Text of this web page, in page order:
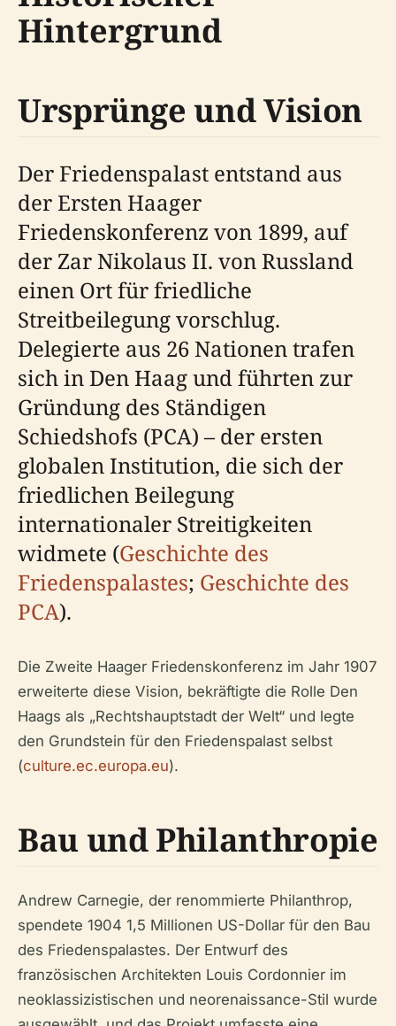
Hintergrund
Ursprünge und Vision
Der Friedenspalast entstand aus
der Ersten Haager
Friedenskonferenz von 1899, auf
der Zar Nikolaus II. von Russland
einen Ort für friedliche
Streitbeilegung vorschlug.
Delegierte aus 26 Nationen trafen
sich in Den Haag und führten zur
Gründung des Ständigen
Schiedshofs (PCA) – der ersten
globalen Institution, die sich der
friedlichen Beilegung
internationaler Streitigkeiten
widmete (Geschichte des
Friedenspalastes; Geschichte des
PCA).
Die Zweite Haager Friedenskonferenz im Jahr 1907
erweiterte diese Vision, bekräftigte die Rolle Den
Haags als „Rechtshauptstadt der Welt“ und legte
den Grundstein für den Friedenspalast selbst
(culture.ec.europa.eu).
Bau und Philanthropie
Andrew Carnegie, der renommierte Philanthrop,
spendete 1904 1,5 Millionen US-Dollar für den Bau
des Friedenspalastes. Der Entwurf des
französischen Architekten Louis Cordonnier im
neoklassizistischen und neorenaissance-Stil wurde